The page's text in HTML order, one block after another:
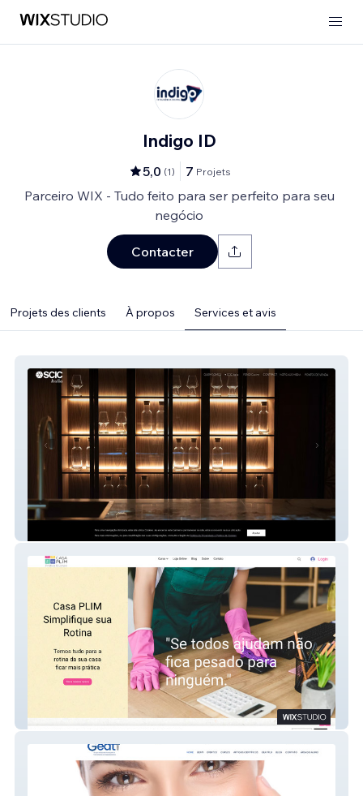
Indigo ID
5,0 (1) 7 Projets
Parceiro WIX - Tudo feito para ser perfeito para seu
negócio
Contacter
Projets des clients À propos Services et avis
SCIC Portugal
Casa PLIM